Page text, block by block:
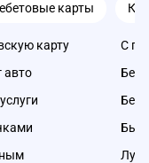
карты
карту
авто
С
Без
Без